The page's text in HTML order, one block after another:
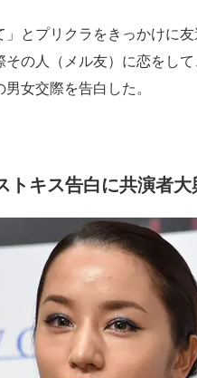
とプリクラをきっかけに
の人（メル友）に恋をし
女交際を告白した。
トキス告白に共演者大